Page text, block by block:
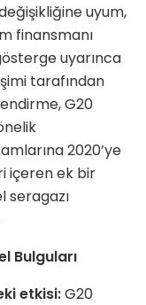
uyum,
finansmanı
uyarınca
tarafından
G20
2020’ye
içeren ek bir
seragazı
Bulguları
etkisi:G20